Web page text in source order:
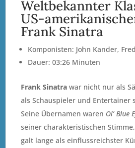
Weltbekannter
US-
Frank Sinatra
Komponisten: John Kander,
Dauer: 03:26 Minuten
Frank Sinatrawar nicht nur als
als Schauspieler und Entertainer
Seine Übernamen waren Ol’ Blue
seiner charakteristischen Stimme,
galt lange als einflussreichster